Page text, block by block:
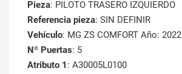
Pieza: PILOTO TRASERO IZQUIERDO
Referencia pieza: SIN DEFINIR
Vehículo: MG ZS COMFORT Año: 2022
Nº Puertas: 5
Atributo 1 : A30005L0100